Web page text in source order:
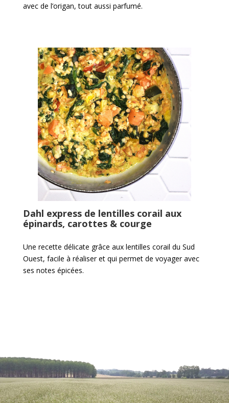
avec de l’origan, tout aussi parfumé.
Dahl express de lentilles corail aux
épinards, carottes & courge
Une recette délicate grâce aux lentilles corail du Sud
Ouest, facile à réaliser et qui permet de voyager avec
ses notes épicées.